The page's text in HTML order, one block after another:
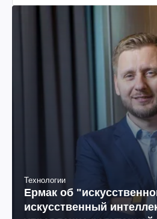
Технологии
Ермак об
искусственный